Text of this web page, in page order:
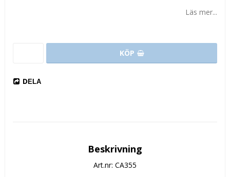
Läs mer...
KÖP
DELA
Beskrivning
Art.nr: CA355